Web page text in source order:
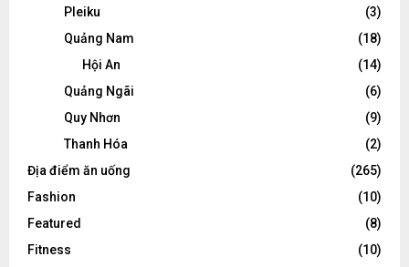
Pleiku
(3)
Quảng Nam
(18)
Hội An
(14)
Quảng Ngãi
(6)
Quy Nhơn
(9)
Thanh Hóa
(2)
Địa điểm ăn uống
(265)
Fashion
(10)
Featured
(8)
Fitness
(10)